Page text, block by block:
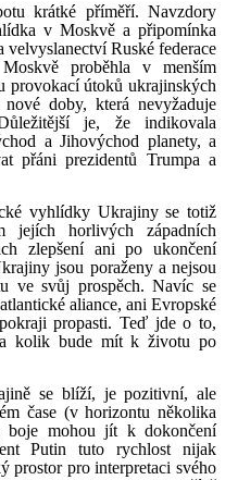
krátké příměří. Navzdory
v Moskvě a připomínka
velvyslanectví Ruské federace
proběhla v menším
provokací útoků ukrajinských
doby, která nevyžaduje
je, že indikovala
a Jihovýchod planety, a
přáni prezidentů Trumpa a
vyhlídky Ukrajiny se totiž
jejích horlivých západních
zlepšení ani po ukončení
jsou poraženy a nejsou
ve svůj prospěch. Navíc se
aliance, ani Evropské
propasti. Teď jde o to,
kolik bude mít k životu po
se blíží, je pozitivní, ale
čase (v horizontu několika
boje mohou jít k dokončení
Putin tuto rychlost nijak
prostor pro interpretaci svého